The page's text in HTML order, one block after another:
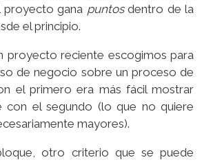
proyecto gana puntosdentro de la
el principio.
proyecto reciente escogimos para
de negocio sobre un proceso de
el primero era más fácil mostrar
con el segundo (lo que no quiere
mayores).
otro criterio que se puede